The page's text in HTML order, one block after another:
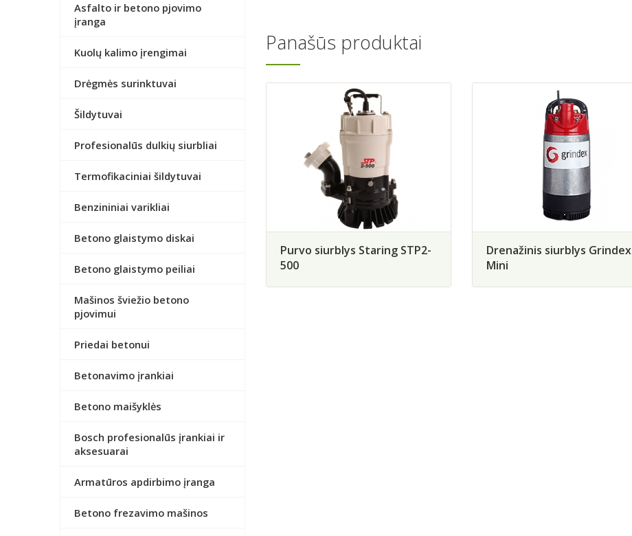
Panašūs produktai
Purvo siurblys Staring STP2-
500
Drenažinis siurblys Grindex
Mini
Asfalto ir betono pjovimo
įranga
Kuolų kalimo įrengimai
Drėgmės surinktuvai
Šildytuvai
Profesionalūs dulkių siurbliai
Termofikaciniai šildytuvai
Benzininiai varikliai
Betono glaistymo diskai
Betono glaistymo peiliai
Mašinos šviežio betono
pjovimui
Priedai betonui
Betonavimo įrankiai
Betono maišyklės
Bosch profesionalūs įrankiai ir
aksesuarai
Armatūros apdirbimo įranga
Betono frezavimo mašinos